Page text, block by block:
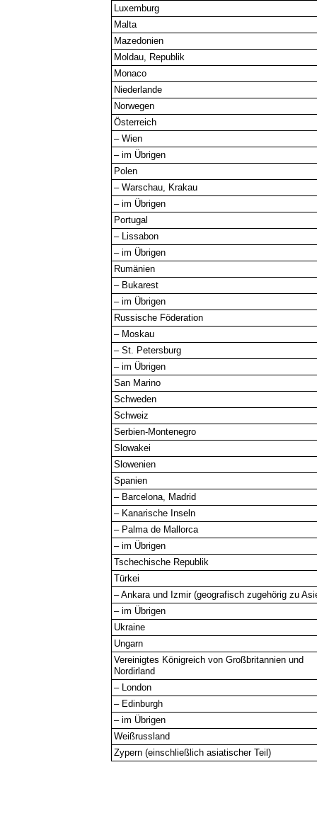
Luxemburg
Malta
Mazedonien
Moldau, Republik
Monaco
Niederlande
Norwegen
Österreich
– Wien
– im Übrigen
Polen
– Warschau, Krakau
– im Übrigen
Portugal
– Lissabon
– im Übrigen
Rumänien
– Bukarest
– im Übrigen
Russische Föderation
– Moskau
– St. Petersburg
– im Übrigen
San Marino
Schweden
Schweiz
Serbien-Montenegro
Slowakei
Slowenien
Spanien
– Barcelona, Madrid
– Kanarische Inseln
– Palma de Mallorca
– im Übrigen
Tschechische Republik
Türkei
– Ankara und Izmir (geografisch zugehörig zu
– im Übrigen
Ukraine
Ungarn
Vereinigtes Königreich von Großbritannien und
Nordirland
– London
– Edinburgh
– im Übrigen
Weißrussland
Zypern (einschließlich asiatischer Teil)